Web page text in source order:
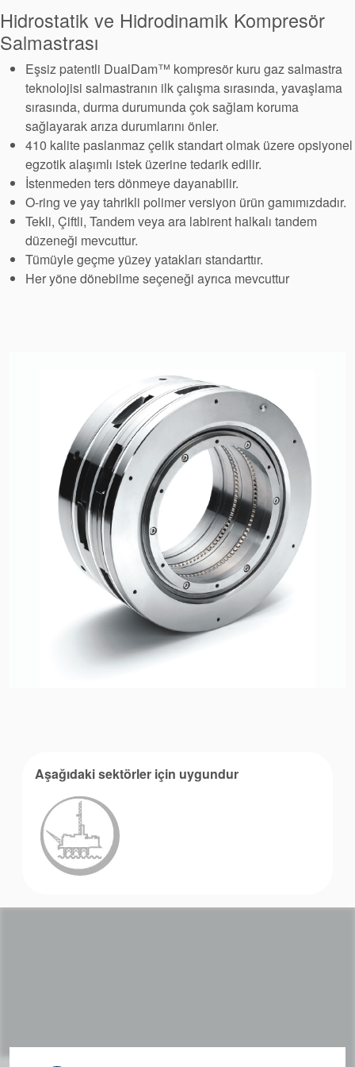
Seal Destek
Sistemi
Sertifikalar ve Standartlar
Bize Ulaşın
Konumlar
Haberler
Sürdürülebilirlik
Hidrostatik ve Hidrodinamik Kompresör
Salmastrası
Eşsiz patentli DualDam™ kompresör kuru gaz salmastra
teknolojisi salmastranın ilk çalışma sırasında, yavaşlama
sırasında, durma durumunda çok sağlam koruma
sağlayarak arıza durumlarını önler.
410 kalite paslanmaz çelik standart olmak üzere opsiyonel
egzotik alaşımlı istek üzerine tedarik edilir.
İstenmeden ters dönmeye dayanabilir.
O-ring ve yay tahrikli polimer versiyon ürün gamımızdadır.
Tekli, Çiftli, Tandem veya ara labirent halkalı tandem
düzeneği mevcuttur.
Tümüyle geçme yüzey yatakları standarttır.
Her yöne dönebilme seçeneği ayrıca mevcuttur
Aşağıdaki sektörler için uygundur